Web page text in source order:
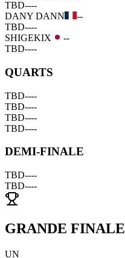
TBD----
DANY DANN
--
TBD----
SHIGEKIX
--
TBD----
QUARTS
TBD----
TBD----
TBD----
TBD----
DEMI-FINALE
TBD----
TBD----
GRANDE FINALE
UN